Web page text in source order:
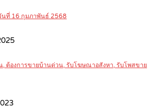
นที่ 16 กุมภาพันธ์ 2568
ต้องการขายบ้านด่วน, รับโฆษณาอสังหา, รับโพสขาย